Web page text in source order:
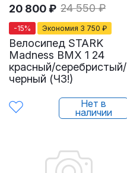
Велосипед STARK
Madness BMX 1 24
красный/серебристый/
черный (ЧЗ!)
20 800₽ 24 550₽
-15% Экономия 3 750 ₽
Нет в
наличии